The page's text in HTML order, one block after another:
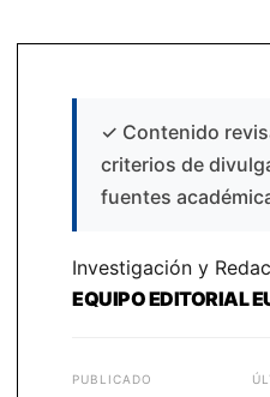
✓ Contenido
criterios de
fuentes
Investigación y
EQUIPO EDITORIAL
PUBLICADO